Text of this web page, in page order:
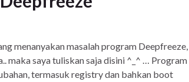
menanyakan masalah program Deepfreeze,
maka saya tuliskan saja disini ^_^ … Program
termasuk registry dan bahkan boot